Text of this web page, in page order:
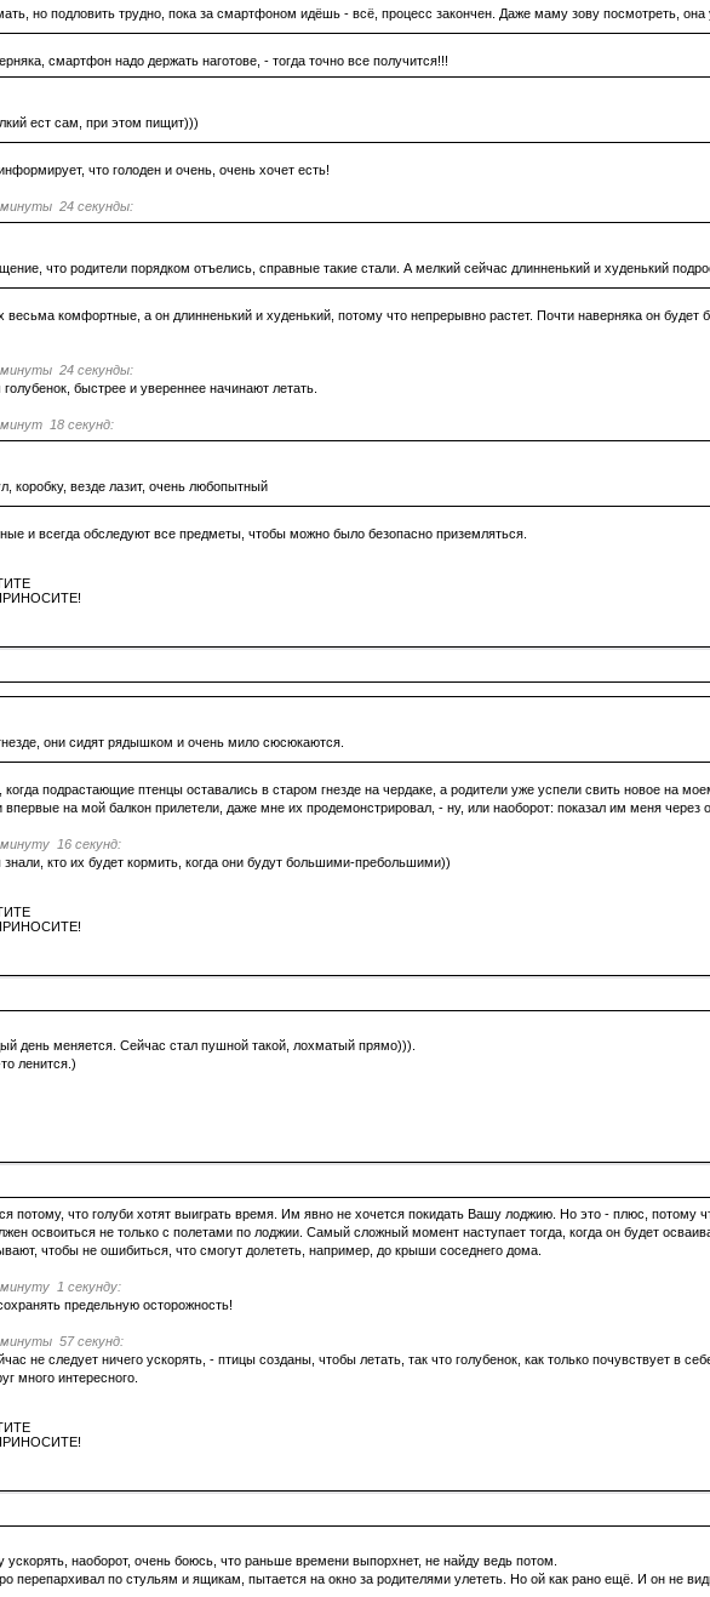
но подловить трудно, пока за смартфоном идёшь - всё, процесс закончен. Даже маму зову посмотреть,
смартфон надо держать наготове, - тогда точно все получится!!!
ест сам, при этом пищит)))
что голоден и очень, очень хочет есть!
24 секунды:
что родители порядком отъелись, справные такие стали. А мелкий сейчас длинненький и худенький
весьма комфортные, а он длинненький и худенький, потому что непрерывно растет. Почти наверняка он будет
24 секунды:
быстрее и увереннее начинают летать.
18 секунд:
коробку, везде лазит, очень любопытный
и всегда обследуют все предметы, чтобы можно было безопасно приземляться.
они сидят рядышком и очень мило сюсюкаются.
подрастающие птенцы оставались в старом гнезде на чердаке, а родители уже успели свить новое на
на мой балкон прилетели, даже мне их продемонстрировал, - ну, или наоборот: показал им меня через
16 секунд:
знали, кто их будет кормить, когда они будут большими-пребольшими))
день меняется. Сейчас стал пушной такой, лохматый прямо))).
ленится.)
потому, что голуби хотят выиграть время. Им явно не хочется покидать Вашу лоджию. Но это - плюс, потому
освоиться не только с полетами по лоджии. Самый сложный момент наступает тогда, когда он будет
чтобы не ошибиться, что смогут долететь, например, до крыши соседнего дома.
1 секунду:
предельную осторожность!
57 секунд:
не следует ничего ускорять, - птицы созданы, чтобы летать, так что голубенок, как только почувствует в
много интересного.
ускорять, наоборот, очень боюсь, что раньше времени выпорхнет, не найду ведь потом.
перепархивал по стульям и ящикам, пытается на окно за родителями улететь. Но ой как рано ещё. И он не